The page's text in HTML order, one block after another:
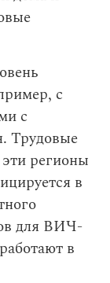
с
с
Трудовые
регионы
в
для ВИЧ-
в